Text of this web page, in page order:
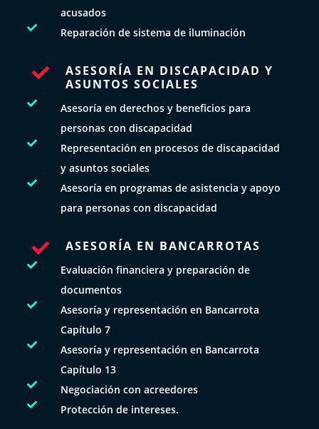
acusados
 Reparación de sistema de iluminación

ASESORÍA EN DISCAPACIDAD Y
ASUNTOS SOCIALES

Asesoría en derechos y beneficios para
personas con discapacidad

Representación en procesos de discapacidad
y asuntos sociales

Asesoría en programas de asistencia y apoyo
para personas con discapacidad
 ASESORÍA EN BANCARROTAS

Evaluación financiera y preparación de
documentos

Asesoría y representación en Bancarrota
Capítulo 7

Asesoría y representación en Bancarrota
Capítulo 13
 Negociación con acreedores
 Protección de intereses.